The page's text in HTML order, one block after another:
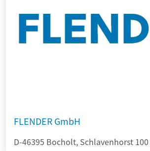
FLENDER GmbH
D-46395 Bocholt, Schlavenhorst 100